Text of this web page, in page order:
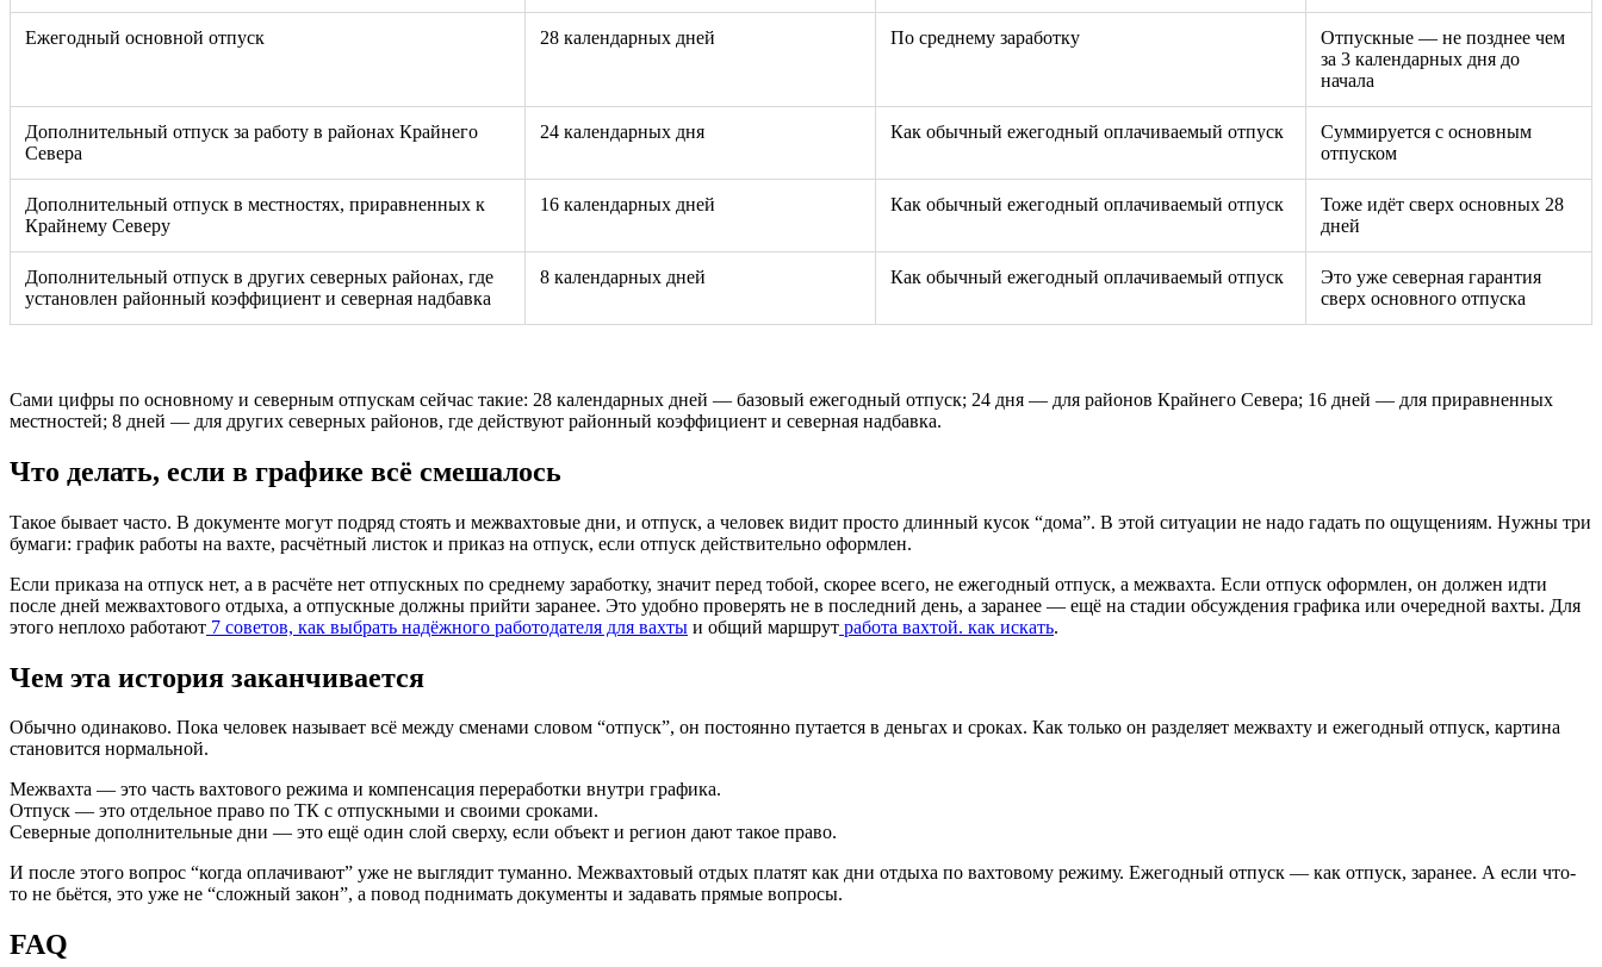
Ежегодный основной отпуск 28 календарных дней По среднему заработку
Отпускные — не позднее чем
за 3 календарных дня до
начала
Дополнительный отпуск за работу в районах Крайнего
Севера
24 календарных дня Как обычный ежегодный оплачиваемый отпуск
Суммируется с основным
отпуском
Дополнительный отпуск в местностях, приравненных к
Крайнему Северу
16 календарных дней Как обычный ежегодный оплачиваемый отпуск
Тоже идёт сверх основных 28
дней
Дополнительный отпуск в других северных районах, где
установлен районный коэффициент и северная надбавка
8 календарных дней Как обычный ежегодный оплачиваемый отпуск
Это уже северная гарантия
сверх основного отпуска
Сами цифры по основному и северным отпускам сейчас такие: 28 календарных дней — базовый ежегодный отпуск; 24 дня — для районов Крайнего Севера; 16 дней — для приравненных
местностей; 8 дней — для других северных районов, где действуют районный коэффициент и северная надбавка.
Что делать, если в графике всё смешалось
Такое бывает часто. В документе могут подряд стоять и межвахтовые дни, и отпуск, а человек видит просто длинный кусок “дома”. В этой ситуации не надо гадать по ощущениям. Нужны три
бумаги: график работы на вахте, расчётный листок и приказ на отпуск, если отпуск действительно оформлен.
Если приказа на отпуск нет, а в расчёте нет отпускных по среднему заработку, значит перед тобой, скорее всего, не ежегодный отпуск, а межвахта. Если отпуск оформлен, он должен идти
после дней межвахтового отдыха, а отпускные должны прийти заранее. Это удобно проверять не в последний день, а заранее — ещё на стадии обсуждения графика или очередной вахты. Для
этого неплохо работают 7 советов, как выбрать надёжного работодателя для вахты и общий маршрут работа вахтой. как искать.
Чем эта история заканчивается
Обычно одинаково. Пока человек называет всё между сменами словом “отпуск”, он постоянно путается в деньгах и сроках. Как только он разделяет межвахту и ежегодный отпуск, картина
становится нормальной.
Межвахта — это часть вахтового режима и компенсация переработки внутри графика.
Отпуск — это отдельное право по ТК с отпускными и своими сроками.
Северные дополнительные дни — это ещё один слой сверху, если объект и регион дают такое право.
И после этого вопрос “когда оплачивают” уже не выглядит туманно. Межвахтовый отдых платят как дни отдыха по вахтовому режиму. Ежегодный отпуск — как отпуск, заранее. А если что-
то не бьётся, это уже не “сложный закон”, а повод поднимать документы и задавать прямые вопросы.
FAQ